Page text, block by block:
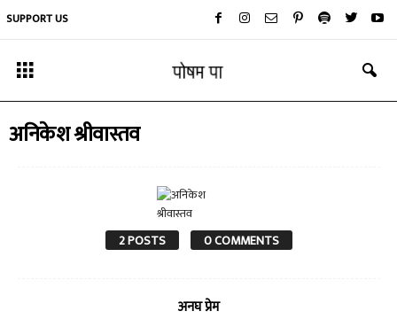
SUPPORT US
अनिकेश श्रीवास्तव
2 POSTS 0 COMMENTS
अनघ प्रेम